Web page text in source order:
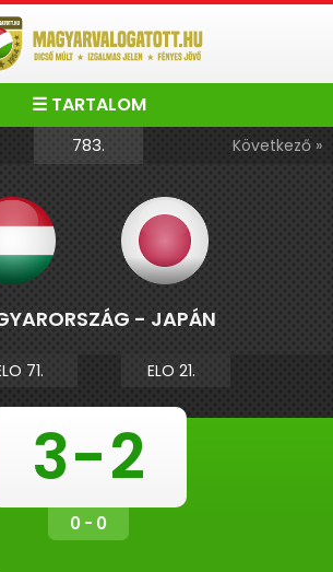
☰ TARTALOM
783. Következő »
- JAPÁN
71. ELO 21.
3-2
0 - 0